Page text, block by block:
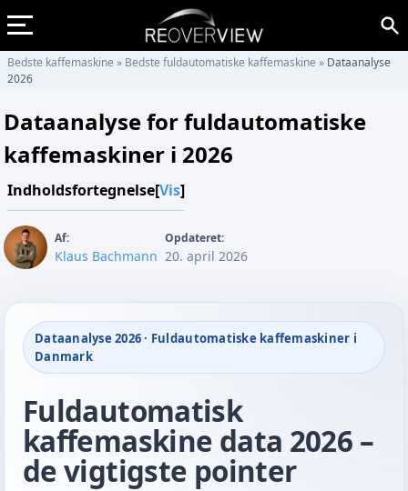
Bedste kaffemaskine » Bedste fuldautomatiske kaffemaskine » Dataanalyse
2026
Dataanalyse for fuldautomatiske
kaffemaskiner i 2026
Indholdsfortegnelse[Vis]
Af:
Klaus Bachmann
Opdateret:
20. april 2026
Dataanalyse 2026 · Fuldautomatiske kaffemaskiner i
Danmark
Fuldautomatisk
kaffemaskine data 2026 –
de vigtigste pointer